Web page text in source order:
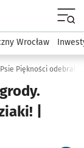
Dla mieszkańca
Wrocław
Psie Piękności odebrały
|